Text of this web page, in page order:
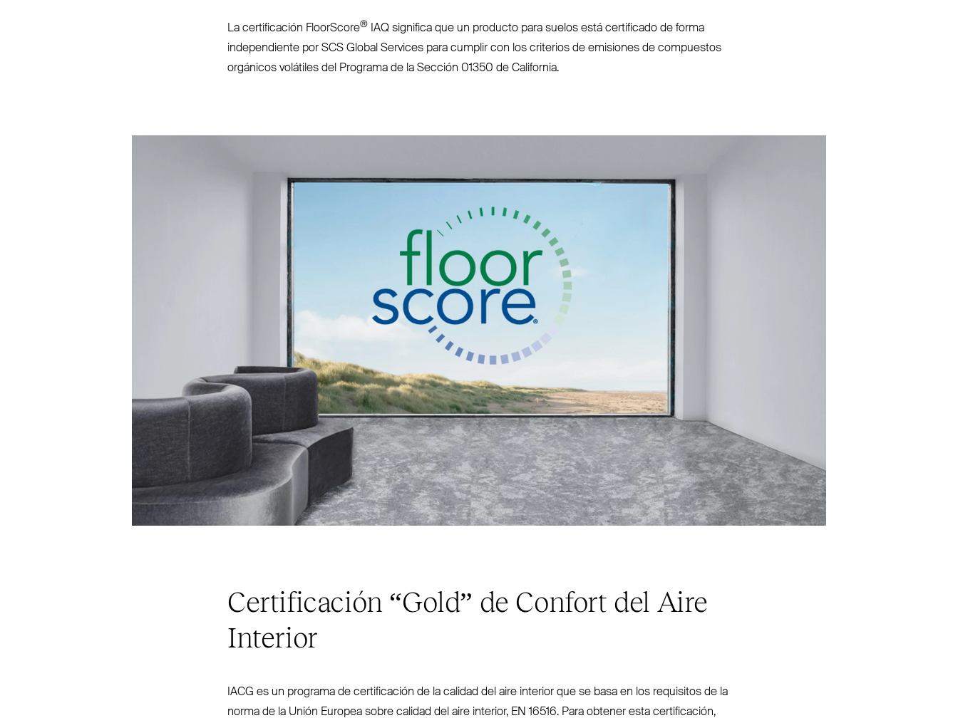
La cer­ti­ficación FloorScore® IAQ significa que un producto para suelos está cer­tificado de forma
inde­pendiente por SCS Global Services para cumplir con los criterios de emisiones de com­puestos
orgánicos volátiles del Programa de la Sección 01350 de California.
Certificación “Gold” de Confort del Aire
Interior
IACG es un programa de cer­ti­ficación de la calidad del aire interior que se basa en los requisitos de la
norma de la Unión Europea sobre calidad del aire interior, EN 16516. Para obtener esta cer­ti­ficación,